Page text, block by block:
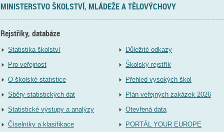
MINISTERSTVO ŠKOLSTVÍ, MLÁDEŽE A TĚLOVÝCHOVY
Rejstříky, databáze
Statistika školství
Pro veřejnost
O školské statistice
Sběry statistických dat
Statistické výstupy a analýzy
Číselníky a klasifikace
Důležité odkazy
Školský rejstřík
Přehled vysokých škol
Plán veřejných zakázek 2026
Otevřená data
PORTÁL YOUR EUROPE